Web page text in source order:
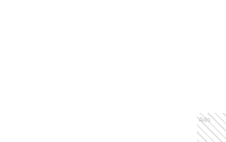
Ads